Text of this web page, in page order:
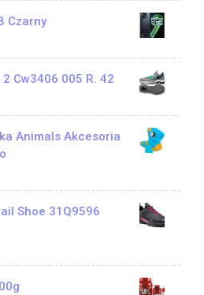
Czarny
Cw3406 005 R. 42
Animals Akcesoria
Shoe 31Q9596